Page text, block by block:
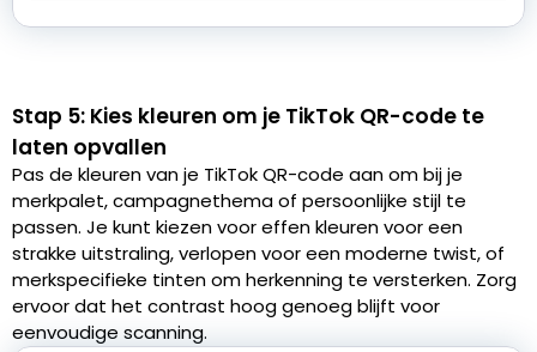
Stap 5: Kies kleuren om je TikTok QR-code te
laten opvallen
Pas de kleuren van je TikTok QR-code aan om bij je
merkpalet, campagnethema of persoonlijke stijl te
passen. Je kunt kiezen voor effen kleuren voor een
strakke uitstraling, verlopen voor een moderne twist, of
merkspecifieke tinten om herkenning te versterken. Zorg
ervoor dat het contrast hoog genoeg blijft voor
eenvoudige scanning.